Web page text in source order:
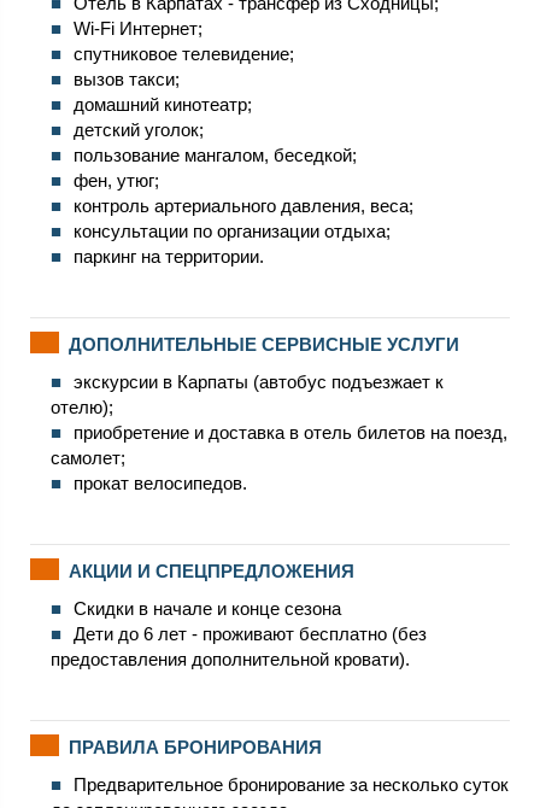
Wi-Fi Интернет;
спутниковое телевидение;
вызов такси;
домашний кинотеатр;
детский уголок;
пользование мангалом, беседкой;
фен, утюг;
контроль артериального давления, веса;
консультации по организации отдыха;
паркинг на территории.
ДОПОЛНИТЕЛЬНЫЕ СЕРВИСНЫЕ УСЛУГИ
экскурсии в Карпаты (автобус подъезжает к
отелю);
приобретение и доставка в отель билетов на поезд,
самолет;
прокат велосипедов.
АКЦИИ И СПЕЦПРЕДЛОЖЕНИЯ
Скидки в начале и конце сезона
Дети до 6 лет - проживают бесплатно (без
предоставления дополнительной кровати).
ПРАВИЛА БРОНИРОВАНИЯ
Предварительное бронирование за несколько суток